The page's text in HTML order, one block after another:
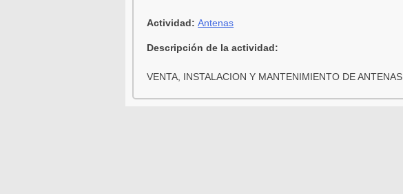
Actividad:Antenas
Descripción de la actividad:
VENTA, INSTALACION Y MANTENIMIENTO DE ANTENAS